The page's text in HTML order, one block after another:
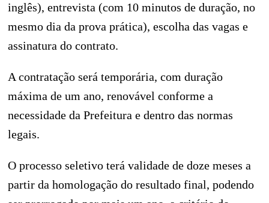
inglês), entrevista (com 10 minutos de duração, no
mesmo dia da prova prática), escolha das vagas e
assinatura do contrato.
A contratação será temporária, com duração
máxima de um ano, renovável conforme a
necessidade da Prefeitura e dentro das normas
legais.
O processo seletivo terá validade de doze meses a
partir da homologação do resultado final, podendo